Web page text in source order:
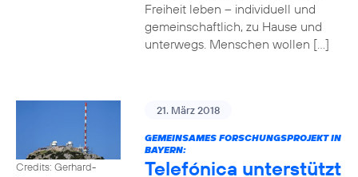
Freiheit leben – individuell und
gemeinschaftlich, zu Hause und
unterwegs. Menschen wollen […]
Credits: Gerhard-
21. März 2018
GEMEINSAMES FORSCHUNGSPROJEKT IN
BAYERN:
Telefónica unterstützt